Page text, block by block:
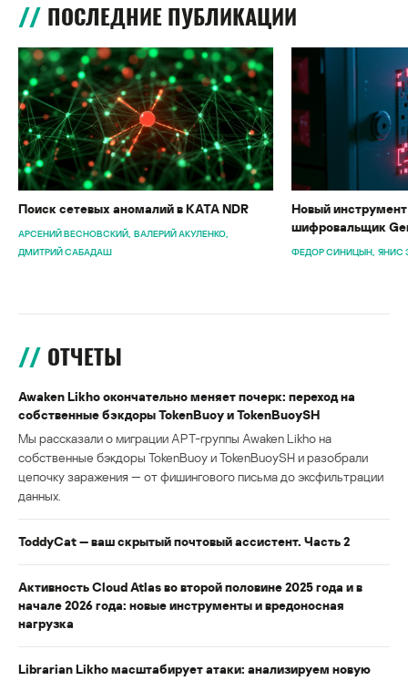
ПОСЛЕДНИЕ ПУБЛИКАЦИИ
Поиск сетевых аномалий в KATA NDR
АРСЕНИЙ ВЕСНОВСКИЙ ВАЛЕРИЙ АКУЛЕНКО
ДМИТРИЙ САБАДАШ
Новый
шифровальщик
ФЕДОР СИНИЦЫН ЯНИС
ОТЧЕТЫ
Awaken Likho окончательно меняет почерк: переход на
собственные бэкдоры TokenBuoy и TokenBuoySH
Мы рассказали о миграции APT-группы Awaken Likho на
собственные бэкдоры TokenBuoy и TokenBuoySH и разобрали
цепочку заражения — от фишингового письма до эксфильтрации
данных.
ToddyCat — ваш скрытый почтовый ассистент. Часть 2
Активность Cloud Atlas во второй половине 2025 года и в
начале 2026 года: новые инструменты и вредоносная
нагрузка
Librarian Likho масштабирует атаки: анализируем новую